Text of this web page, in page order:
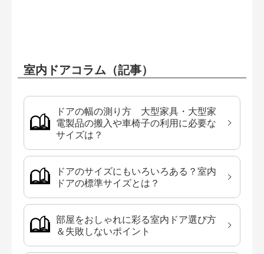
室内ドアコラム（記事）
ドアの幅の測り方 大型家具・大型家
電製品の搬入や車椅子の利用に必要な
サイズは？
ドアのサイズにもいろいろある？室内
ドアの標準サイズとは？
部屋をおしゃれに彩る室内ドア選び方
＆失敗しないポイント